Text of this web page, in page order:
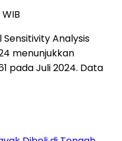
Sensitivity Analysis
menunjukkan
pada Juli 2024. Data